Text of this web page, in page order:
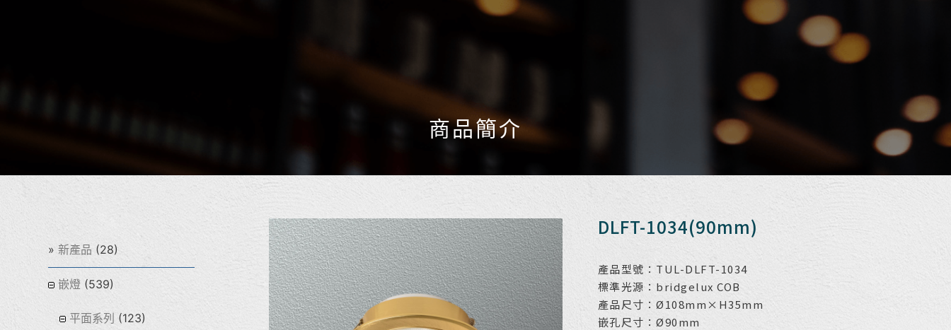
商品簡介
新產品 (28)
嵌燈 (539)
平面系列 (123)
DLFT-1034(90mm)
產品型號：TUL-DLFT-1034
標準光源：bridgelux COB
產品尺寸：Ø108mm×H35mm
嵌孔尺寸：Ø90mm